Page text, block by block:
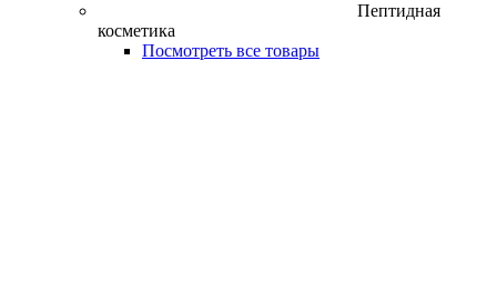
Пептидная
косметика
Посмотреть все товары